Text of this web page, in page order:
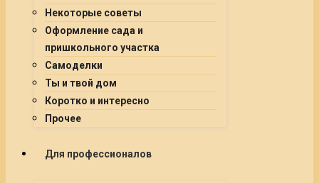
Некоторые советы
Оформление сада и
пришкольного участка
Самоделки
Ты и твой дом
Коротко и интересно
Прочее
Для профессионалов